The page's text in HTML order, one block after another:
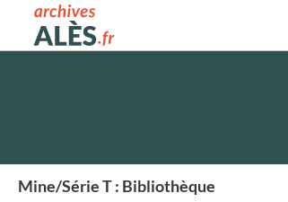
Archives municipales d'Alès
Mine/Série T : Bibliothèque